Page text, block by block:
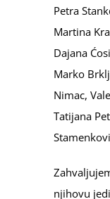
Petra
Martina
Dajana
Marko
Nimac,
Tatijana
njihovu